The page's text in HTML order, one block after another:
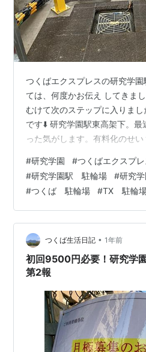
つくばエクスプレスの研究学
ては、何度かお伝え してきま
むけて次のステップに入りま
です⬇️ 研究学園駅東高架下。
った気がします。有料化のせ
で設置されてました。 舗装ま
ね。ICカードをかざして入場す
ブログでも紹介しましたが、申
間になりました。 受け入れる
ます。 まだ、入場に用いるIC
せんが、何か進捗があれば …
#研究学園 #つくばエクスプレ
#研究学園駅 駐輪場 #研究
#つくば 駐輪場 #TX 駐輪
つくば生活日記 • 1年前
初回9500円必要！研究学
第2報